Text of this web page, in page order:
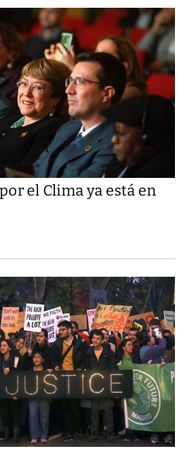
el Clima ya está en